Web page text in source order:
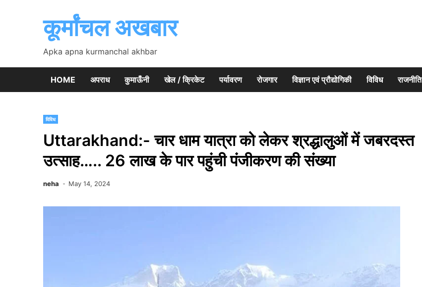
कूर्मांचल अखबार
Apka apna kurmanchal akhbar
HOME अपराध कुमाऊँनी खेल / क्रिकेट पर्यावरण रोजगार विज्ञान एवं प्रौद्योगिकी विविध राजनीति
विविध
Uttarakhand:- चार धाम यात्रा को लेकर श्रद्धालुओं में जबरदस्त
उत्साह….. 26 लाख के पार पहुंची पंजीकरण की संख्या
neha May 14, 2024